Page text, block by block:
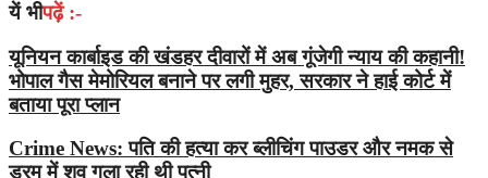
यें भीपढ़ें :-
यूनियन कार्बाइड की खंडहर दीवारों में अब गूंजेगी न्याय की कहानी!
भोपाल गैस मेमोरियल बनाने पर लगी मुहर, सरकार ने हाई कोर्ट में
बताया पूरा प्लान
Crime News: पति की हत्या कर ब्लीचिंग पाउडर और नमक से
ड्रम में शव गला रही थी पत्नी